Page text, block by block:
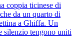
coppia ticinese di
da un quarto di
a Ghiffa. Un
silenzio tengono uniti